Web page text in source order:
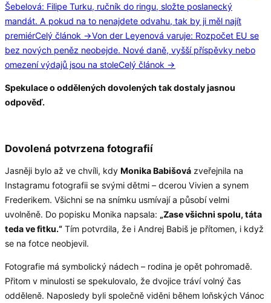
Šebelová: Filipe Turku, ručník do ringu, složte poslanecký
mandát. A pokud na to nenajdete odvahu, tak by ji měl najít
premiérCelý článok →Von der Leyenová varuje: Rozpočet EU se
bez nových peněz neobejde. Nové daně, vyšší příspěvky nebo
omezení výdajů jsou na stoleCelý článok →
Spekulace o oddělených dovolených tak dostaly jasnou
odpověď.
Dovolená potvrzena fotografií
Jasněji bylo až ve chvíli, kdy Monika Babišová zveřejnila na
Instagramu fotografii se svými dětmi – dcerou Vivien a synem
Frederikem. Všichni se na snímku usmívají a působí velmi
uvolněně. Do popisku Monika napsala: „Zase všichni spolu, táta
teda ve fitku.“ Tím potvrdila, že i Andrej Babiš je přítomen, i když
se na fotce neobjevil.
Fotografie má symbolický nádech – rodina je opět pohromadě.
Přitom v minulosti se spekulovalo, že dvojice tráví volný čas
odděleně. Naposledy byli společně viděni během loňských Vánoc